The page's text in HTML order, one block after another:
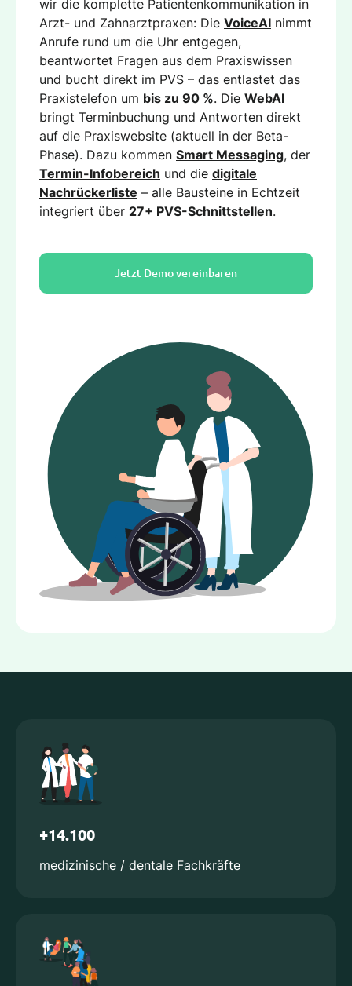
wir die komplette Patientenkommunikation in
Arzt- und Zahnarztpraxen: Die VoiceAI nimmt
Anrufe rund um die Uhr entgegen,
beantwortet Fragen aus dem Praxiswissen
und bucht direkt im PVS – das entlastet das
Praxistelefon um bis zu 90 %. Die WebAI
bringt Terminbuchung und Antworten direkt
auf die Praxiswebsite (aktuell in der Beta-
Phase). Dazu kommen Smart Messaging, der
Termin-Infobereich und die digitale
Nachrückerliste – alle Bausteine in Echtzeit
integriert über 27+ PVS-Schnittstellen.
Jetzt Demo vereinbaren
+14.100
medizinische / dentale Fachkräfte